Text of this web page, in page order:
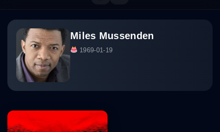
Miles Mussenden
1969-01-19